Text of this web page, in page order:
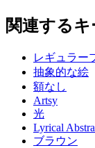
関連する
レギュラー
抽象的な絵
額なし
Artsy
光
Lyrical
ブラウン